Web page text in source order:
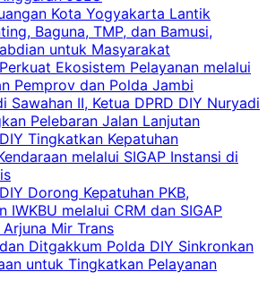
Kota Yogyakarta Lantik
Baguna, TMP, dan Bamusi,
untuk Masyarakat
Ekosistem Pelayanan melalui
Pemprov dan Polda Jambi
Sawahan II, Ketua DPRD DIY Nuryadi
Pelebaran Jalan Lanjutan
Tingkatkan Kepatuhan
melalui SIGAP Instansi di
Dorong Kepatuhan PKB,
IWKBU melalui CRM dan SIGAP
Mir Trans
Ditgakkum Polda DIY Sinkronkan
untuk Tingkatkan Pelayanan